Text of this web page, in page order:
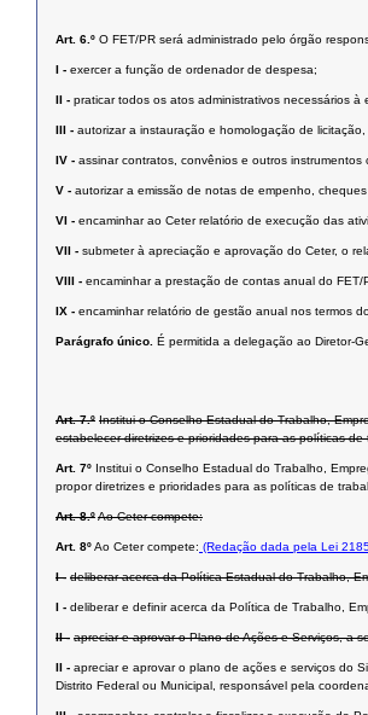
Art. 6.º O FET/PR será administrado pelo órgão
I - exercer a função de ordenador de despesa;
II - praticar todos os atos administrativos necessários
III - autorizar a instauração e homologação de
IV - assinar contratos, convênios e outros
V - autorizar a emissão de notas de empenho,
VI - encaminhar ao Ceter relatório de execução das
VII - submeter à apreciação e aprovação do Ceter, o
VIII - encaminhar a prestação de contas anual do
IX - encaminhar relatório de gestão anual nos termos
Parágrafo único. É permitida a delegação ao Diretor-
Art. 7.º Institui o Conselho Estadual do Trabalho,
estabelecer diretrizes e prioridades para as políticas
Art. 7º Institui o Conselho Estadual do Trabalho,
propor diretrizes e prioridades para as políticas de
Art. 8.ºAo Ceter compete:
Art. 8ºAo Ceter compete: (Redação dada pela Lei
I - deliberar acerca da Política Estadual do Trabalho,
I - deliberar e definir acerca da Política de Trabalho,
II - apreciar e aprovar o Plano de Ações e Serviços, a
II - apreciar e aprovar o plano de ações e serviços do
Distrito Federal ou Municipal, responsável pela